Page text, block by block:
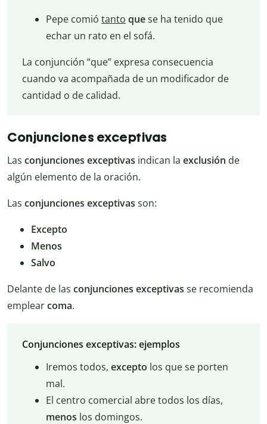
Pepe comió tanto quese ha tenido que
echar un rato en el sofá.
La conjunción “que” expresa consecuencia
cuando va acompañada de un modificador de
cantidad o de calidad.
Conjunciones exceptivas
Las conjunciones exceptivas indican la exclusión de
algún elemento de la oración.
Las conjunciones exceptivas son:
Excepto
Menos
Salvo
Delante de las conjunciones exceptivas se recomienda
emplearcoma.
Conjunciones exceptivas: ejemplos
Iremos todos, excepto los que se porten
mal.
El centro comercial abre todos los días,
menos los domingos.